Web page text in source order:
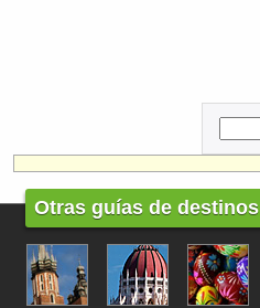
Otras guías de destinos